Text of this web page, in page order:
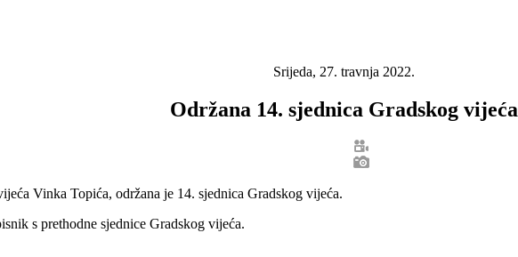
Srijeda, 27. travnja 2022.
Održana 14. sjednica Gradskog vijeća
Vinka Topića, održana je 14. sjednica Gradskog vijeća.
s prethodne sjednice Gradskog vijeća.